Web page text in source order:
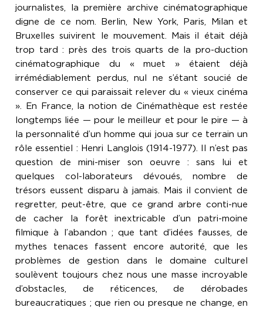
journalistes, la première archive cinématographique
digne de ce nom. Berlin, New York, Paris, Milan et
Bruxelles suivirent le mouvement. Mais il était déjà
trop tard : près des trois quarts de la pro-duction
cinématographique du « muet » étaient déjà
irrémédiablement perdus, nul ne s’étant soucié de
conserver ce qui paraissait relever du « vieux cinéma
». En France, la notion de Cinémathèque est restée
longtemps liée — pour le meilleur et pour le pire — à
la personnalité d’un homme qui joua sur ce terrain un
rôle essentiel : Henri Langlois (1914-1977). Il n’est pas
question de mini-miser son oeuvre : sans lui et
quelques col-laborateurs dévoués, nombre de
trésors eussent disparu à jamais. Mais il convient de
regretter, peut-être, que ce grand arbre conti-nue
de cacher la forêt inextricable d’un patri-moine
filmique à l’abandon ; que tant d’idées fausses, de
mythes tenaces fassent encore autorité, que les
problèmes de gestion dans le domaine culturel
soulèvent toujours chez nous une masse incroyable
d’obstacles, de réticences, de dérobades
bureaucratiques ; que rien ou presque ne change, en